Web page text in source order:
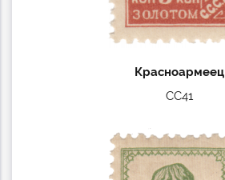
Красноармеец
СС41